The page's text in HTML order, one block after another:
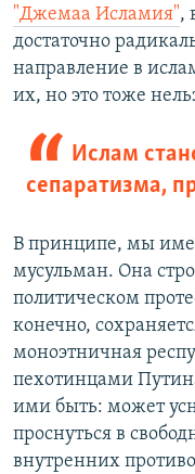
"Джемаа Исламия",
достаточно
направление в
их, но это тоже
Ислам
сепаратизма,
В принципе, мы
мусульман. Она
политическом
конечно,
моноэтничная
пехотинцами
ими быть: может
проснуться в
внутренних